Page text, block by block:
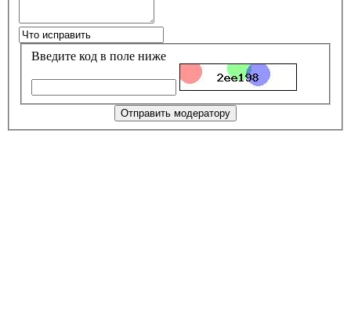
Введите код в поле ниже
Отправить модератору